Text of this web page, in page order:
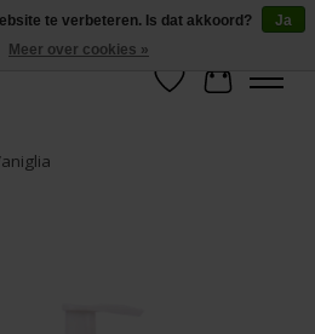
uw eigen shop. Testers nodig? Ga naar
Verlanglijst
te verbeteren. Is dat akkoord?
Ja
Meer over cookies »